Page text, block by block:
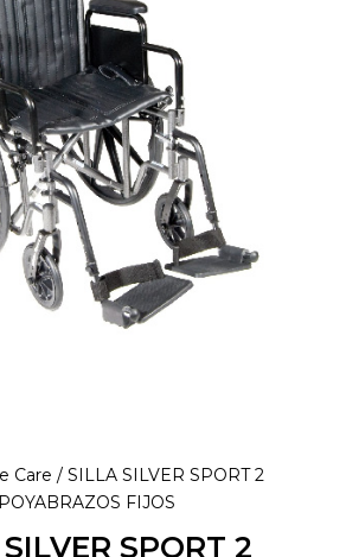
Care / SILLA SILVER SPORT 2
FIJOS
SPORT 2